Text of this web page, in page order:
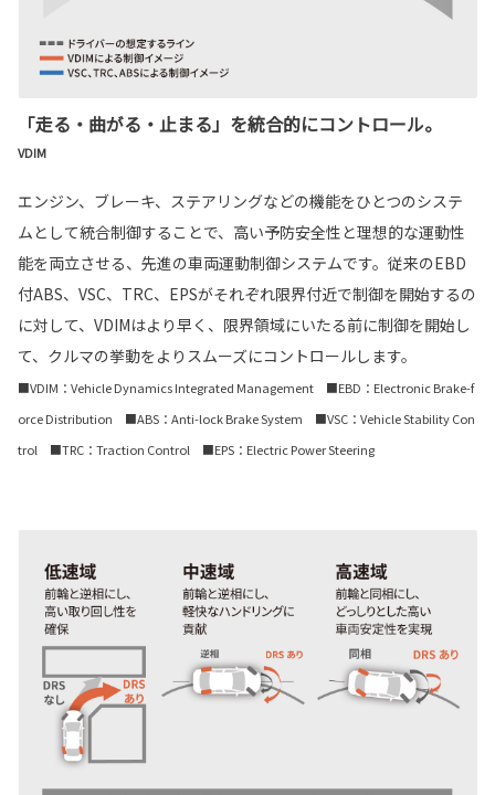
「走る・曲がる・止まる」を統合的にコントロール。
VDIM
エンジン、ブレーキ、ステアリングなどの機能をひとつのシステ
ムとして統合制御することで、高い予防安全性と理想的な運動性
能を両立させる、先進の車両運動制御システムです。従来のEBD
付ABS、VSC、TRC、EPSがそれぞれ限界付近で制御を開始するの
に対して、VDIMはより早く、限界領域にいたる前に制御を開始し
て、クルマの挙動をよりスムーズにコントロールします。
■VDIM：Vehicle Dynamics Integrated Management ■EBD：Electronic Brake-f
orce Distribution ■ABS：Anti-lock Brake System ■VSC：Vehicle Stability Con
trol ■TRC：Traction Control ■EPS：Electric Power Steering